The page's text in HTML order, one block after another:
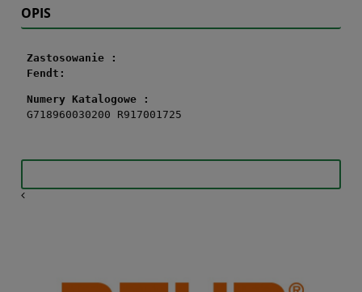
OPIS
Zastosowanie :
Fendt :
Numery Katalogowe :
G718960030200 R917001725